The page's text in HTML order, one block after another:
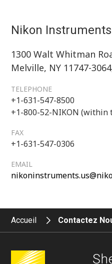
Nikon
1300 Walt Whitman
Melville, NY 11747-
TELEPHONE
+1-631-547-8500
+1-800-52-NIKON (within
FAX
+1-631-547-0306
EMAIL
Accueil Contactez